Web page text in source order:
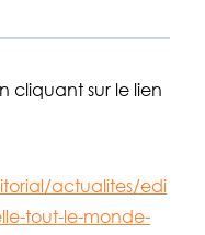
cliquant sur le lien
actualites/edi
tout-le-monde-